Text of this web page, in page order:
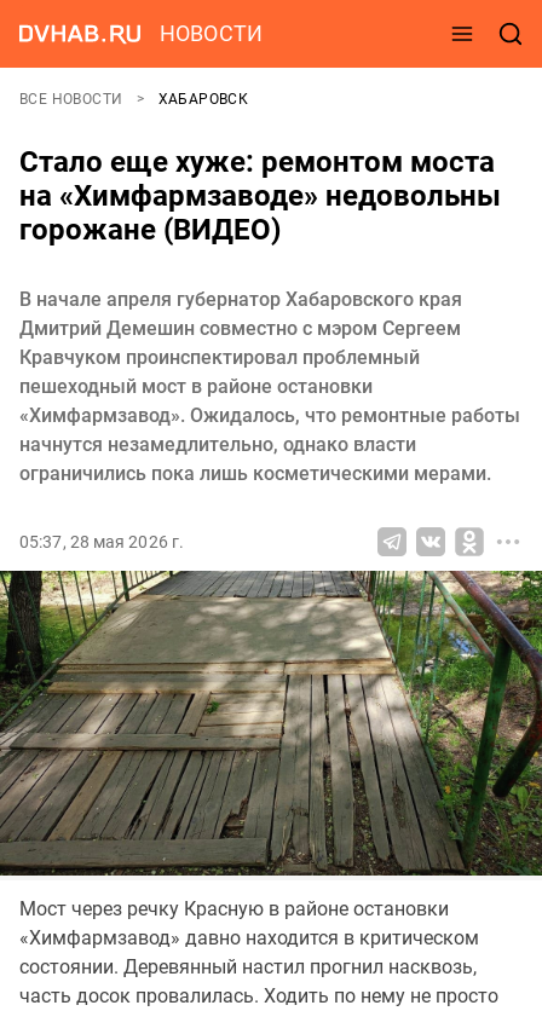
НОВОСТИ
ВСЕ НОВОСТИ ХАБАРОВСК
Стало еще хуже: ремонтом моста
на «Химфармзаводе» недовольны
горожане (ВИДЕО)
В начале апреля губернатор Хабаровского края
Дмитрий Демешин совместно с мэром Сергеем
Кравчуком проинспектировал проблемный
пешеходный мост в районе остановки
«Химфармзавод». Ожидалось, что ремонтные работы
начнутся незамедлительно, однако власти
ограничились пока лишь косметическими мерами.
05:37, 28 мая 2026 г.
Мост через речку Красную в районе остановки
«Химфармзавод» давно находится в критическом
состоянии. Деревянный настил прогнил насквозь,
часть досок провалилась. Ходить по нему не просто